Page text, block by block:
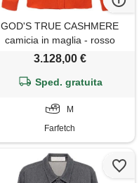
GOD'S TRUE CASHMERE
camicia in maglia - rosso
3.128,00 €
Sped. gratuita
M
Farfetch